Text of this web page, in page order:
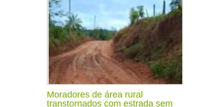
Moradores de área rural
transtornados com estrada sem